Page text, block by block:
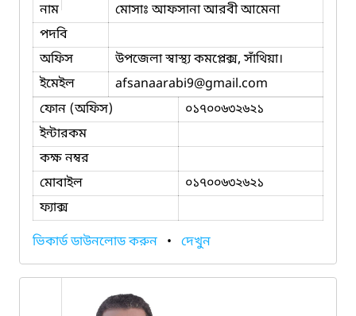
নাম
মোসাঃ আফসানা আরবী আমেনা
পদবি
অফিস
উপজেলা স্বাস্থ্য কমপ্লেক্স, সাঁথিয়া।
ইমেইল
afsanaarabi9@gmail.com
ফোন (অফিস)
০১৭০০৬৩২৬২১
ইন্টারকম
কক্ষ নম্বর
মোবাইল
০১৭০০৬৩২৬২১
ফ্যাক্স
ভিকার্ড ডাউনলোড করুন • দেখুন